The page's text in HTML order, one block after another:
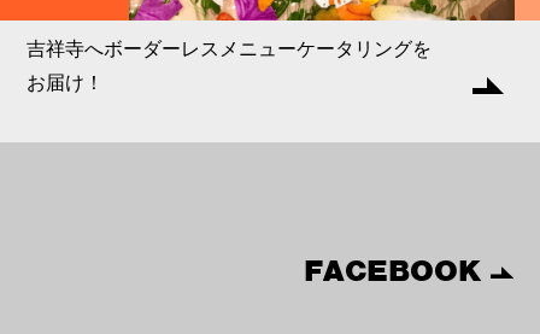
吉祥寺へボーダーレスメニューケータリングを
お届け！
FACEBOOK